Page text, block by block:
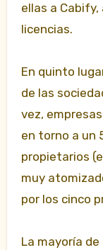
ellas a Cabify,
licencias.
En quinto
de las
vez,
en torno a un
propietarios
muy
por los cinco
La mayoría